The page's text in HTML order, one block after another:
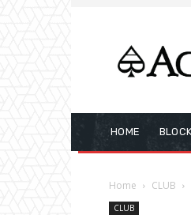
HOME
Home CLUB
CLUB